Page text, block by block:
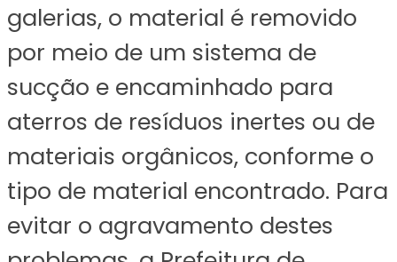
galerias, o material é removido
por meio de um sistema de
sucção e encaminhado para
aterros de resíduos inertes ou de
materiais orgânicos, conforme o
tipo de material encontrado. Para
evitar o agravamento destes